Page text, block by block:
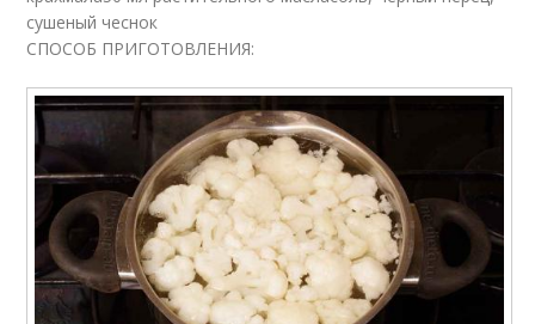
Быстрые рецепты
Базовый рецепт
Рецепт с пошаговой
инструкцией
Вкусный рецепт Пошаговые рецепты
сушеный чеснок
СПОСОБ ПРИГОТОВЛЕНИЯ: